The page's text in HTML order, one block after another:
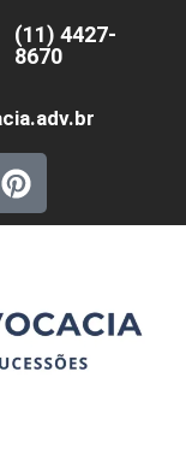
(11) 4427-
8670